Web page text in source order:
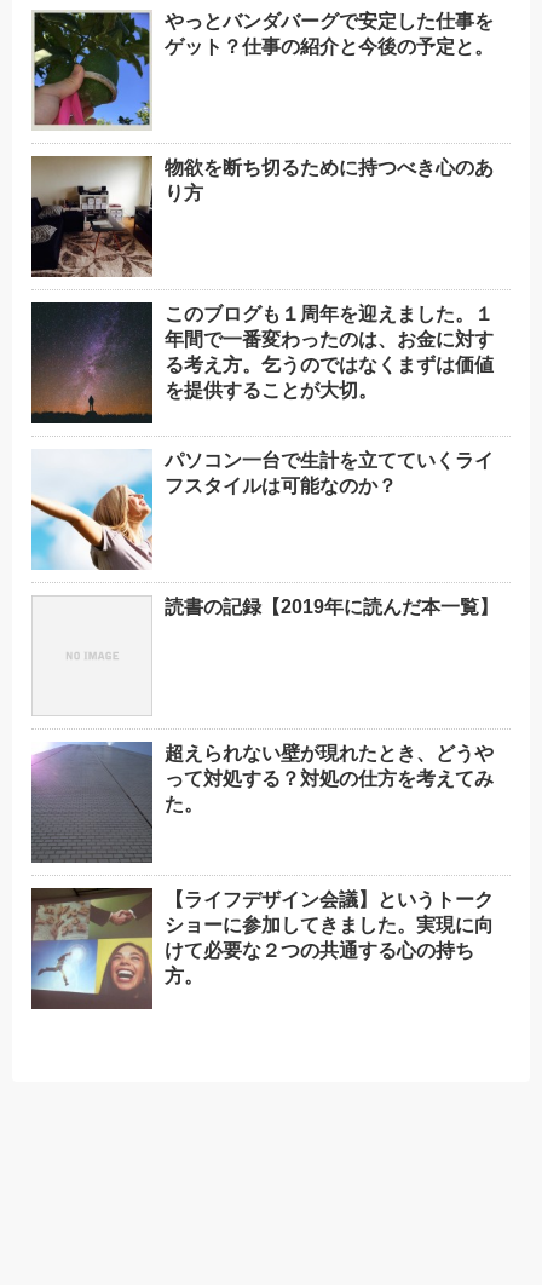
やっとバンダバーグで安定した仕事を
ゲット？仕事の紹介と今後の予定と。
物欲を断ち切るために持つべき心のあ
り方
このブログも１周年を迎えました。１
年間で一番変わったのは、お金に対す
る考え方。乞うのではなくまずは価値
を提供することが大切。
パソコン一台で生計を立てていくライ
フスタイルは可能なのか？
読書の記録【2019年に読んだ本一覧】
超えられない壁が現れたとき、どうや
って対処する？対処の仕方を考えてみ
た。
【ライフデザイン会議】というトーク
ショーに参加してきました。実現に向
けて必要な２つの共通する心の持ち
方。